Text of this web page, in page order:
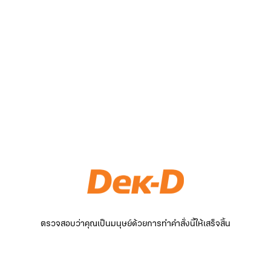
ตรวจสอบว่าคุณเป็นมนุษย์ด้วยการทำคำสั่งนี้ให้เสร็จสิ้น